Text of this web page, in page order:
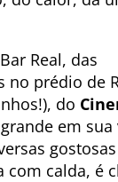
Real, das
no prédio de
do
em sua
com calda, é